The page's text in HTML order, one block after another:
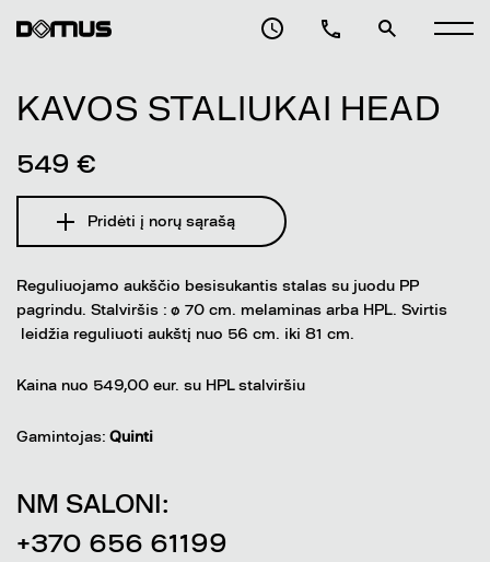
KAVOS STALIUKAI HEAD
549 €
Pridėti į norų sąrašą
Reguliuojamo aukščio besisukantis stalas su juodu PP
pagrindu. Stalviršis : ø 70 cm. melaminas arba HPL. Svirtis
leidžia reguliuoti aukštį nuo 56 cm. iki 81 cm.
Kaina nuo 549,00 eur. su HPL stalviršiu
Gamintojas: Quinti
NM SALONI:
+370 656 61199